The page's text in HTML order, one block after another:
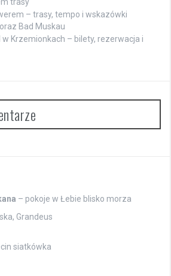
– trasy, tempo i wskazówki
Bad Muskau
w Krzemionkach – bilety, rezerwacja i
– pokoje w Łebie blisko morza
Grandeus
siatkówka